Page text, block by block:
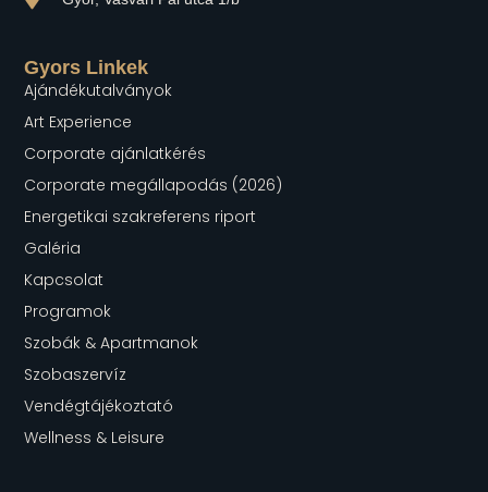
Gyors Linkek
Ajándékutalványok
Art Experience
Corporate ajánlatkérés
Corporate megállapodás (2026)
Energetikai szakreferens riport
Galéria
Kapcsolat
Programok
Szobák & Apartmanok
Szobaszervíz
Vendégtájékoztató
Wellness & Leisure